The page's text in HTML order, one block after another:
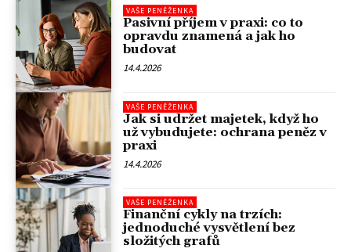
VAŠE PENĚŽENKA
Pasivní příjem v praxi: co to
opravdu znamená a jak ho
budovat
14.4.2026
VAŠE PENĚŽENKA
Jak si udržet majetek, když ho
už vybudujete: ochrana peněz v
praxi
14.4.2026
VAŠE PENĚŽENKA
Finanční cykly na trzích:
jednoduché vysvětlení bez
složitých grafů